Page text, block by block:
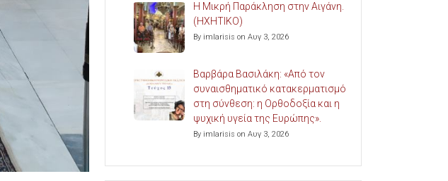
Η Μικρή Παράκληση στην Αιγάνη.
(ΗΧΗΤΙΚΟ)
By imlarisis on Αυγ 3, 2026
Βαρβάρα Βασιλάκη: «Από τον
συναισθηματικό κατακερματισμό
στη σύνθεση: η Ορθοδοξία και η
ψυχική υγεία της Ευρώπης».
By imlarisis on Αυγ 3, 2026